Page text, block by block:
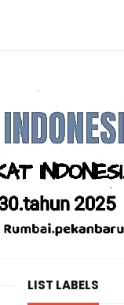
LIST LABELS